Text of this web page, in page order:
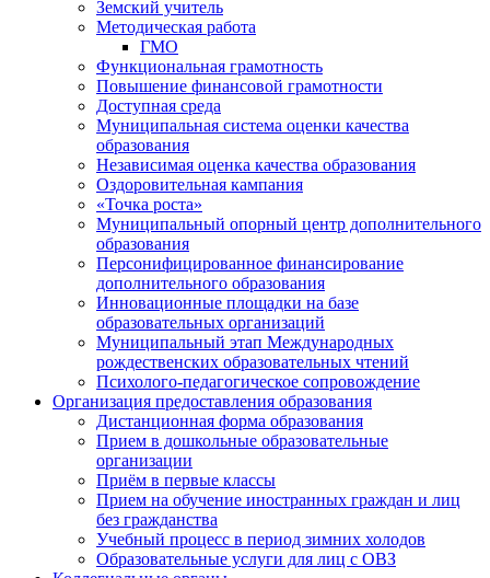
Земский учитель
Методическая работа
ГМО
Функциональная грамотность
Повышение финансовой грамотности
Доступная среда
Муниципальная система оценки качества
образования
Независимая оценка качества образования
Оздоровительная кампания
«Точка роста»
Муниципальный опорный центр дополнительного
образования
Персонифицированное финансирование
дополнительного образования
Инновационные площадки на базе
образовательных организаций
Муниципальный этап Международных
рождественских образовательных чтений
Психолого-педагогическое сопровождение
Организация предоставления образования
Дистанционная форма образования
Прием в дошкольные образовательные
организации
Приём в первые классы
Прием на обучение иностранных граждан и лиц
без гражданства
Учебный процесс в период зимних холодов
Образовательные услуги для лиц с ОВЗ